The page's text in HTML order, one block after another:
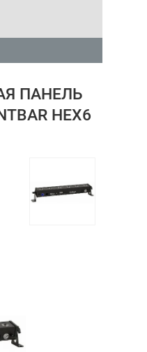
ПАНЕЛЬ
HEX6